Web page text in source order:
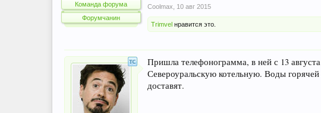
Команда форума
Форумчанин
Coolmax
10 авг 2015
Trimvel нравится это.
Пришла телефонограмма, в ней с 13
Североуральскую котельную. Воды горячей
доставят.